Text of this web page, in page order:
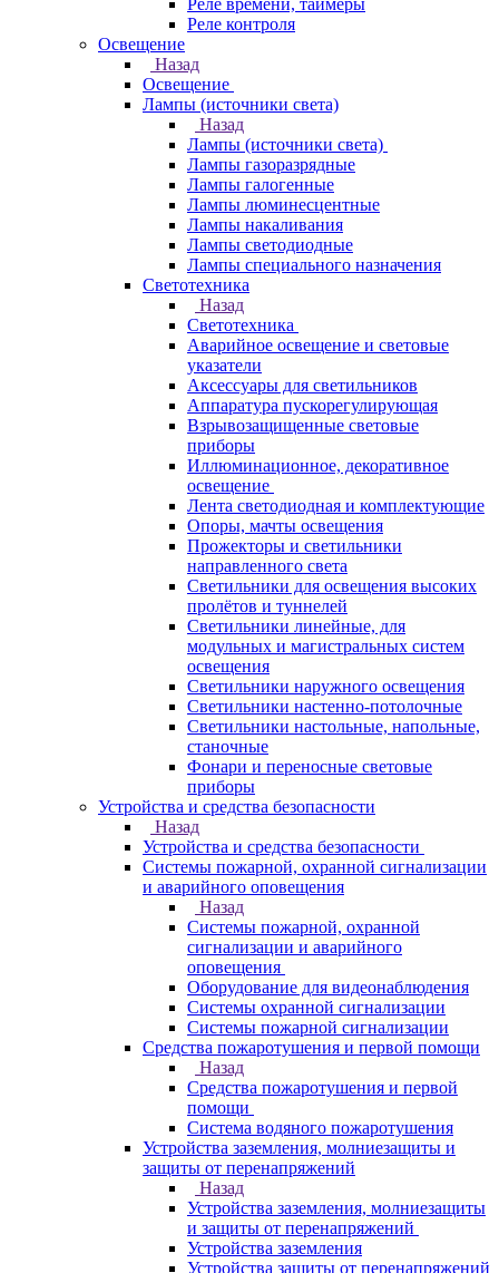
Реле времени, таймеры
Реле контроля
Освещение
Назад
Освещение
Лампы (источники света)
Назад
Лампы (источники света)
Лампы газоразрядные
Лампы галогенные
Лампы люминесцентные
Лампы накаливания
Лампы светодиодные
Лампы специального назначения
Светотехника
Назад
Светотехника
Аварийное освещение и световые
указатели
Аксессуары для светильников
Аппаратура пускорегулирующая
Взрывозащищенные световые
приборы
Иллюминационное, декоративное
освещение
Лента светодиодная и комплектующие
Опоры, мачты освещения
Прожекторы и светильники
направленного света
Светильники для освещения высоких
пролётов и туннелей
Светильники линейные, для
модульных и магистральных систем
освещения
Светильники наружного освещения
Светильники настенно-потолочные
Светильники настольные, напольные,
станочные
Фонари и переносные световые
приборы
Устройства и средства безопасности
Назад
Устройства и средства безопасности
Системы пожарной, охранной сигнализации
и аварийного оповещения
Назад
Системы пожарной, охранной
сигнализации и аварийного
оповещения
Оборудование для видеонаблюдения
Системы охранной сигнализации
Системы пожарной сигнализации
Средства пожаротушения и первой помощи
Назад
Средства пожаротушения и первой
помощи
Система водяного пожаротушения
Устройства заземления, молниезащиты и
защиты от перенапряжений
Назад
Устройства заземления, молниезащиты
и защиты от перенапряжений
Устройства заземления
Устройства защиты от перенапряжений